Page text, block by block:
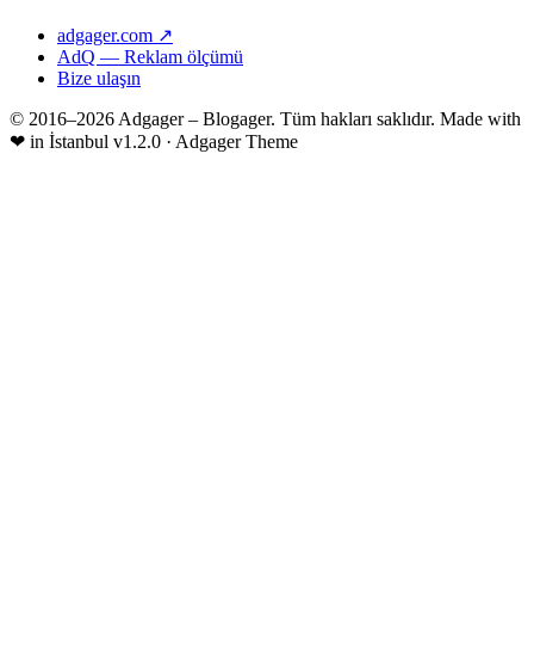
adgager.com ↗
AdQ — Reklam ölçümü
Bize ulaşın
© 2016–2026 Adgager – Blogager. Tüm hakları saklıdır. Made with
❤ in İstanbul v1.2.0 · Adgager Theme